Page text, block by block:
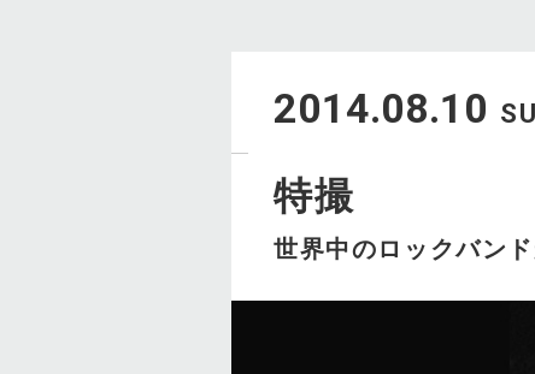
2014.08.10
特撮
世界中のロックバン